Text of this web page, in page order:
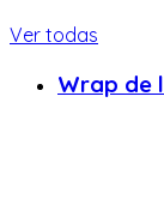
Ver todas
Wrap de